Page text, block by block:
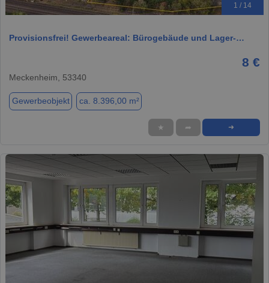
1 / 14
Provisionsfrei! Gewerbeareal: Bürogebäude und Lager-…
8 €
Meckenheim, 53340
Gewerbeobjekt ca. 8.396,00 m²
★ ➦ ➜